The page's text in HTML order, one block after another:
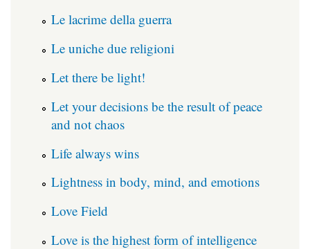
Le lacrime della guerra
Le uniche due religioni
Let there be light!
Let your decisions be the result of peace
and not chaos
Life always wins
Lightness in body, mind, and emotions
Love Field
Love is the highest form of intelligence